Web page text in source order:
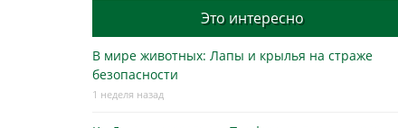
Это интересно
В мире животных: Лапы и крылья на страже
безопасности
1 неделя назад